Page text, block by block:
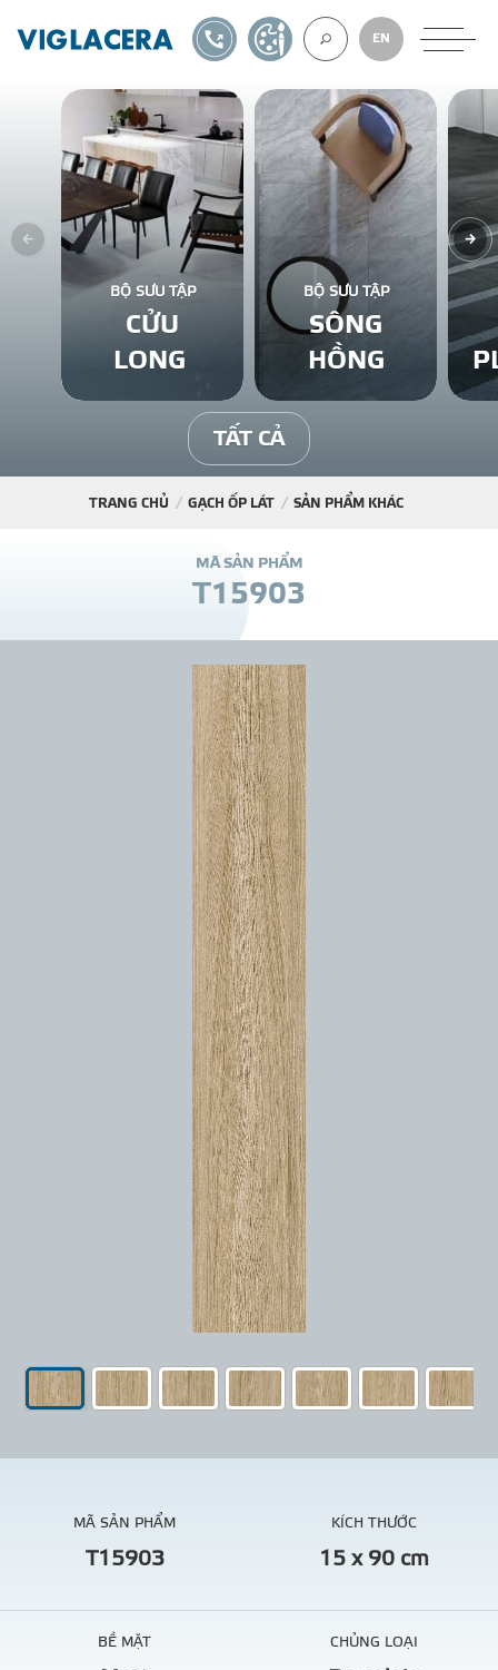
VỀ CHÚNG
GẠCH ỐP LÁT
BÊ TÔNG KHÍ
NGÓI LỢP
EN
1900561582TỰ THIẾT KẾ
BỘ SƯU TẬP
CỬU
LONG
BỘ SƯU TẬP
SÔNG
HỒNG
TẤT CẢ
TRANG CHỦ GẠCH ỐP LÁT SẢN PHẨM KHÁC
MÃ SẢN PHẨM
T15903
MÃ SẢN PHẨM
T15903
KÍCH THƯỚC
15 x 90 cm
BỀ MẶT CHỦNG LOẠI